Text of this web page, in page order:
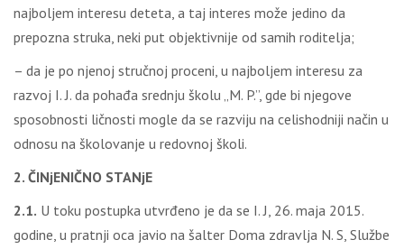
najboljem interesu deteta, a taj interes može jedino da
prepozna struka, neki put objektivnije od samih roditelja;
– da je po njenoj stručnoj proceni, u najboljem interesu za
razvoj I. J. da pohađa srednju školu „M. P.”, gde bi njegove
sposobnosti ličnosti mogle da se razviju na celishodniji način u
odnosu na školovanje u redovnoj školi.
2. ČINjENIČNO STANjE
2.1. U toku postupka utvrđeno je da se I. J, 26. maja 2015.
godine, u pratnji oca javio na šalter Doma zdravlja N. S, Službe